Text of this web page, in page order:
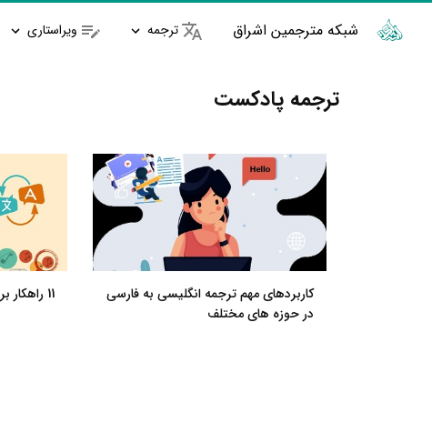
شبکه مترجمین اشراق ترجمه ویراستاری
ترجمه پادکست
کاربردهای مهم ترجمه انگلیسی به فارسی
در حوزه های مختلف
11 راهکار برای ترجمه ارزان فیلم و صوت